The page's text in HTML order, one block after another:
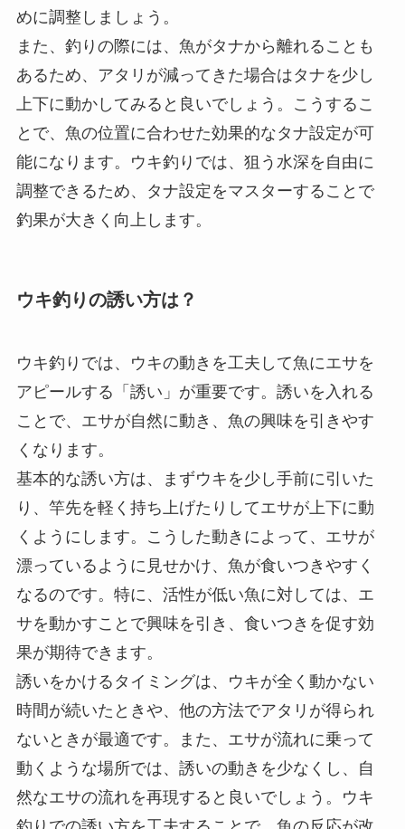
がります。
タナ設定の基本的なポイントは、まず釣り場の水
深を把握し、狙う魚種に応じた層を選ぶことで
す。たとえば、浅い層にいる魚を狙う場合はウキ
止めをエサに近い位置に設置し、深い層にいる魚
を狙う場合はウキ止めの位置を上げてエサが深く
なるよう調整します。潮や時間帯によっても魚が
いるタナは変わりやすいので、状況に応じてこま
あるため、アタリが減ってきた場合はタナを少し
とで、魚の位置に合わせた効果的なタナ設定が可
能になります。ウキ釣りでは、狙う水深を自由に
調整できるため、タナ設定をマスターすることで
釣果が大きく向上します。
ウキ釣りでは、ウキの動きを工夫して魚にエサを
アピールする「誘い」が重要です。誘いを入れる
ことで、エサが自然に動き、魚の興味を引きやす
くなります。
基本的な誘い方は、まずウキを少し手前に引いた
り、竿先を軽く持ち上げたりしてエサが上下に動
くようにします。こうした動きによって、エサが
漂っているように見せかけ、魚が食いつきやすく
なるのです。特に、活性が低い魚に対しては、エ